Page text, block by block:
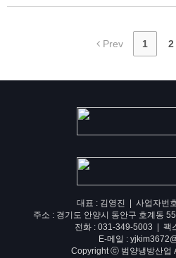
Prev 1 2
대표 : 김영진 | 사업자번
주소 : 경기도 안양시 동안구 호계동
전화 : 031-349-5003 | 팩
E-메일 :
Copyright ⓒ 범양냉방산업